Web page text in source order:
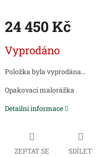
24 450 Kč
cena:
Vyprodáno
Položka byla vyprodána…
Opakovací malorážka
Detailní informace
ZEPTAT SE SDÍLET